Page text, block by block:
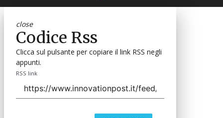
close
Codice Rss
Clicca sul pulsante per copiare il link RSS negli
appunti.
RSS link